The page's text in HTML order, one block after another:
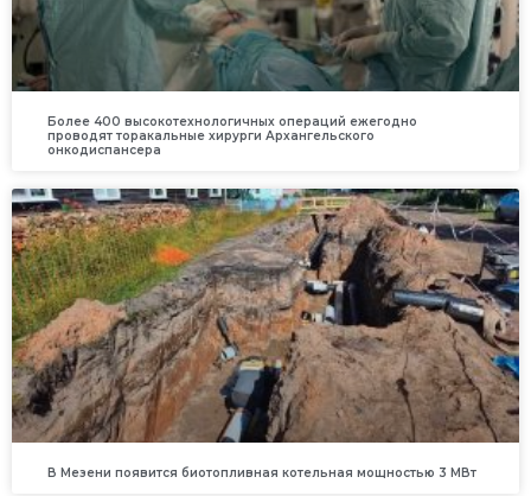
Более 400 высокотехнологичных операций ежегодно
проводят торакальные хирурги Архангельского
онкодиспансера
В Мезени появится биотопливная котельная мощностью 3 МВт